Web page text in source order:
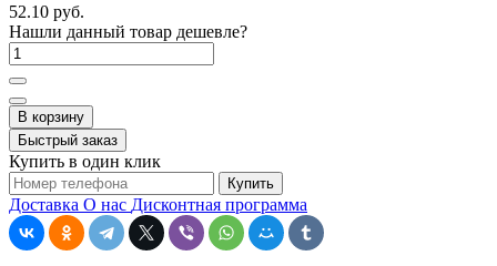
52.10 руб.
Нашли данный товар дешевле?
В корзину
Быстрый заказ
Купить в один клик
Купить
Доставка О нас Дисконтная программа